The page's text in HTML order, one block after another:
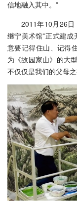
信地融入其中。”
2011年10月26日
继宁美术馆”正式建成
意要记得住山、记得
为《故园家山》的大
不仅仅是我们的父母